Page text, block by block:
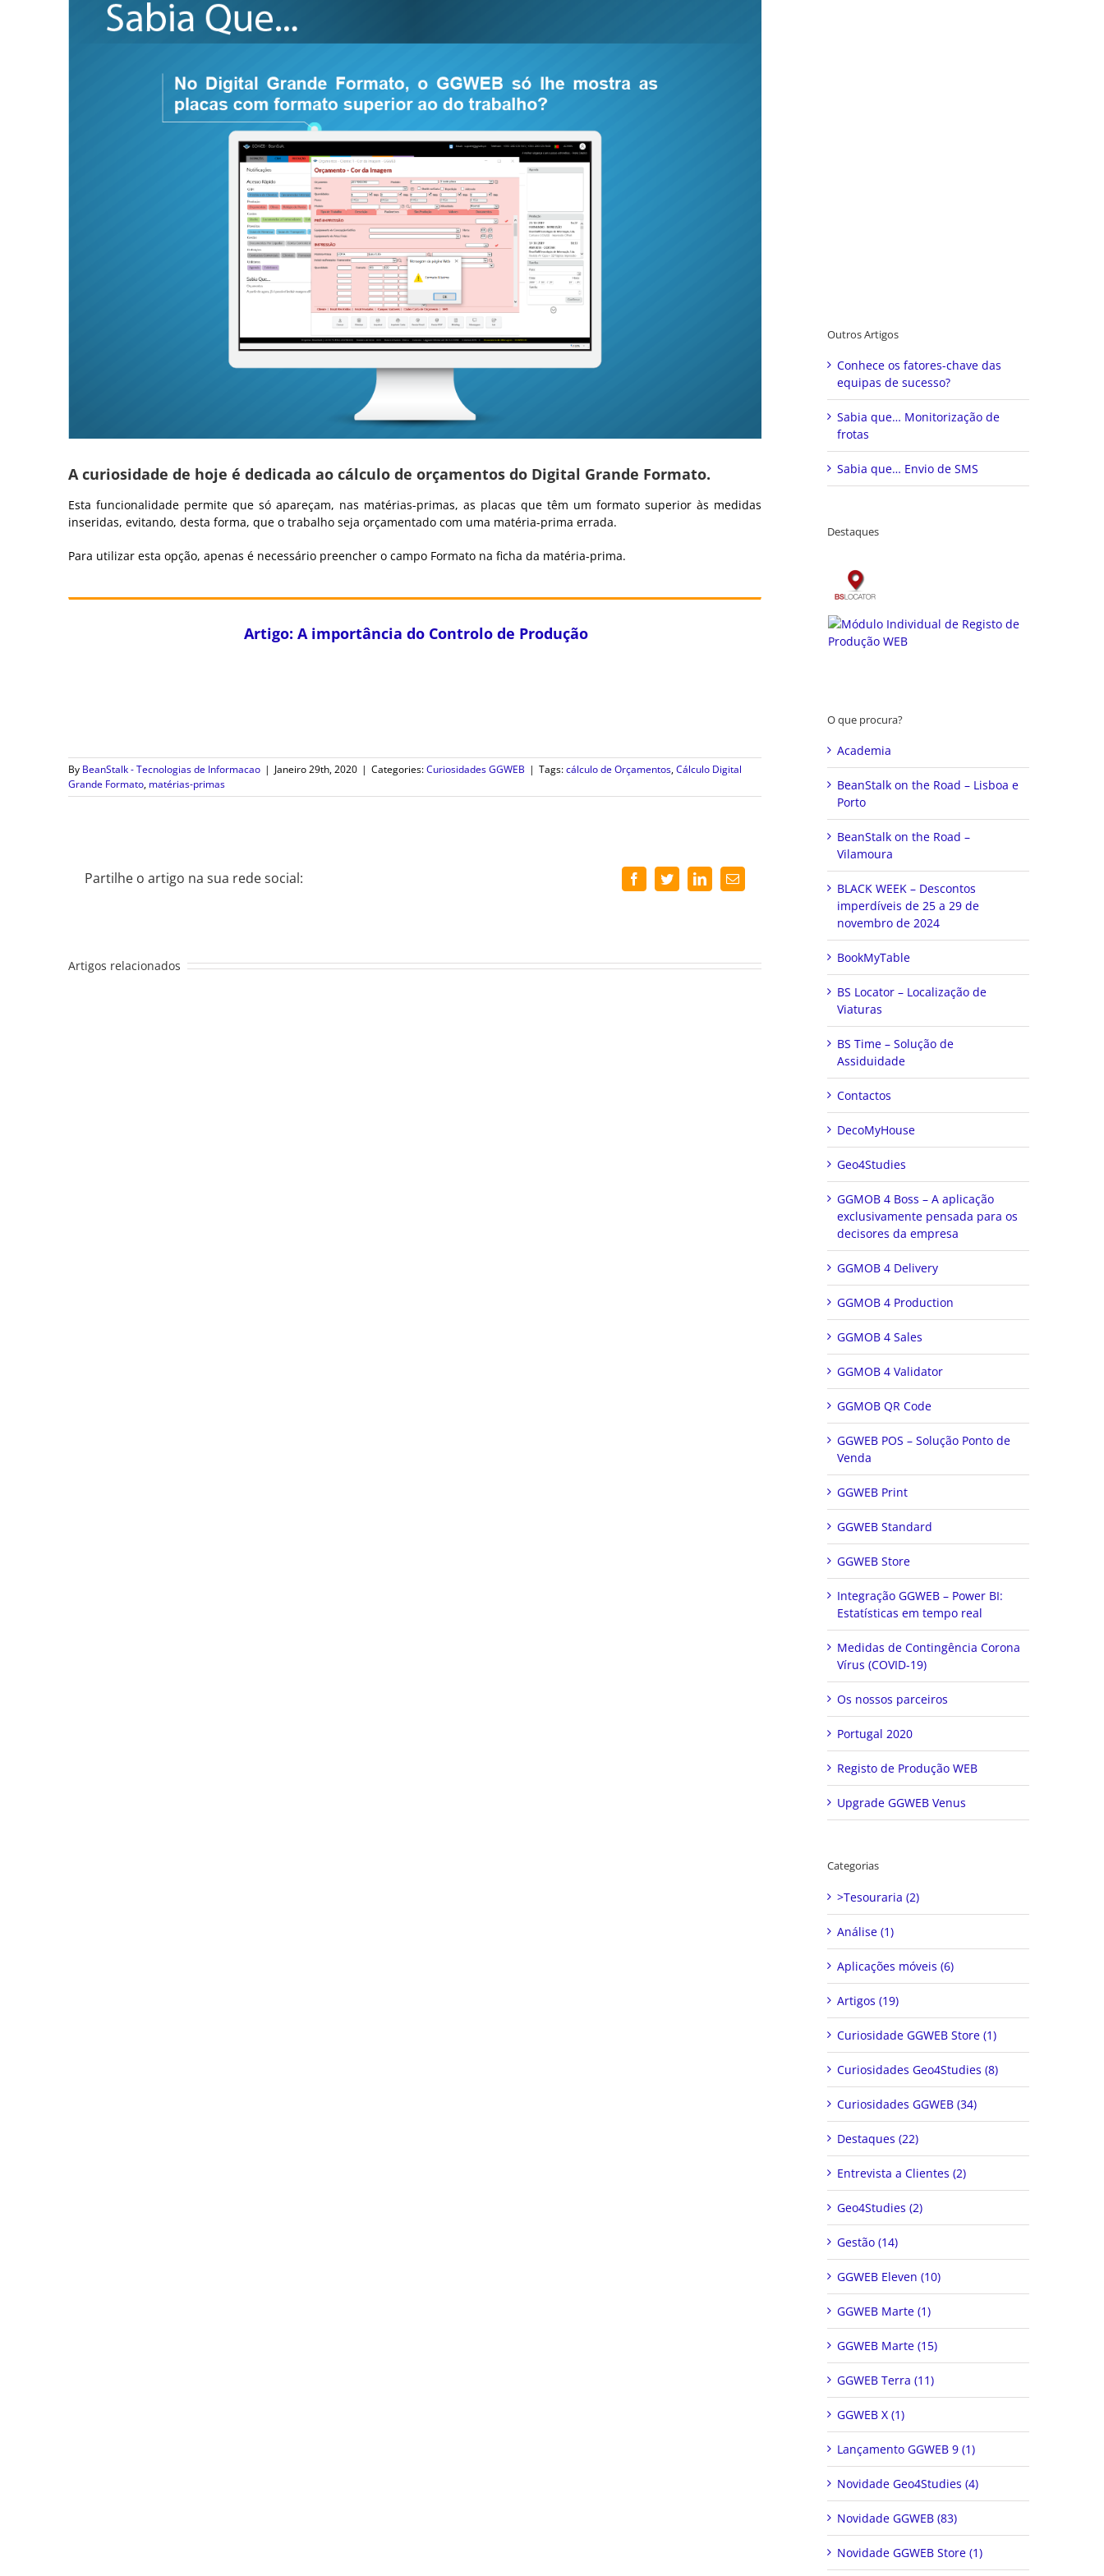
A curiosidade de hoje é dedicada ao cálculo de orçamentos do Digital Grande Formato.
Esta funcionalidade permite que só apareçam, nas matérias-primas, as placas que têm um formato superior às medidas
inseridas, evitando, desta forma, que o trabalho seja orçamentado com uma matéria-prima errada.
Para utilizar esta opção, apenas é necessário preencher o campo Formato na ficha da matéria-prima.
Artigo: A importância do Controlo de Produção
By BeanStalk - Tecnologias de Informacao | Janeiro 29th, 2020 | Categories:Curiosidades GGWEB | Tags:cálculo de Orçamentos,Cálculo Digital
Grande Formato, matérias-primas
Partilhe o artigo na sua rede social: FacebookTwitterLinkedInEmail
(necessário
Artigos relacionados
Outros Artigos
Conhece os fatores-chave das
equipas de sucesso?
Sabia que… Monitorização de
frotas
Sabia que… Envio de SMS
Destaques
O que procura?
Academia
BeanStalk on the Road – Lisboa e
Porto
BeanStalk on the Road –
Vilamoura
BLACK WEEK – Descontos
imperdíveis de 25 a 29 de
novembro de 2024
BookMyTable
BS Locator – Localização de
Viaturas
BS Time – Solução de
Assiduidade
Contactos
DecoMyHouse
Geo4Studies
GGMOB 4 Boss – A aplicação
exclusivamente pensada para os
decisores da empresa
GGMOB 4 Delivery
GGMOB 4 Production
GGMOB 4 Sales
GGMOB 4 Validator
GGMOB QR Code
GGWEB POS – Solução Ponto de
Venda
GGWEB Print
GGWEB Standard
GGWEB Store
Integração GGWEB – Power BI:
Estatísticas em tempo real
Medidas de Contingência Corona
Vírus (COVID-19)
Os nossos parceiros
Portugal 2020
Registo de Produção WEB
Upgrade GGWEB Venus
Categorias
>Tesouraria (2)
Análise (1)
Aplicações móveis (6)
Artigos (19)
Curiosidade GGWEB Store (1)
Curiosidades Geo4Studies (8)
Curiosidades GGWEB (34)
Destaques (22)
Entrevista a Clientes (2)
Geo4Studies (2)
Gestão (14)
GGWEB Eleven (10)
GGWEB Marte (1)
GGWEB Marte (15)
GGWEB Terra (11)
GGWEB X (1)
Lançamento GGWEB 9 (1)
Novidade Geo4Studies (4)
Novidade GGWEB (83)
Novidade GGWEB Store (1)